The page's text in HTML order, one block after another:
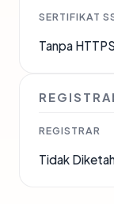
SERTIFIKAT
Tanpa HTTPS
REGISTRAR
Tidak